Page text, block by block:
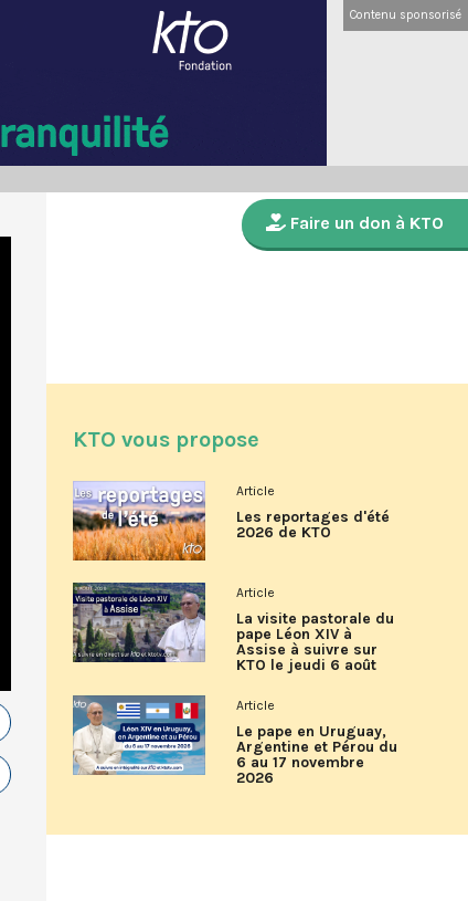
Contenu sponsorisé
Faire un don à KTO
KTO vous propose
Article
Les reportages d'été
2026 de KTO
Article
La visite pastorale du
pape Léon XIV à
Assise à suivre sur
KTO le jeudi 6 août
Article
Le pape en Uruguay,
Argentine et Pérou du
6 au 17 novembre
2026